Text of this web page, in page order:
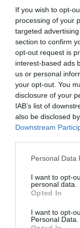
If you wish to opt-
processing of your
targeted
section to confirm
opt-out request is
interest-based ads
us or personal
your opt-out. You
disclosure of your
IAB’s list of
also be disclosed
Downstream
Personal Data
I want to opt-
personal data.
Opted In
I want to opt-
Personal Data.
corrupción
durante la
se acababa de
Ábalos y Ángel
ellos el de
Ayuso aprovechó
desordenada de
pruebas. “Es
dinero, favores a
Koldo Cerdán,
fontaneras, el
posible
enumeró, en una
monólogo de
institucional.